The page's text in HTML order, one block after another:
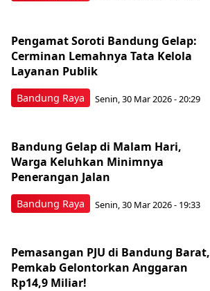
Bandung Raya
Pengamat Soroti Bandung Gelap:
Cerminan Lemahnya Tata Kelola
Layanan Publik
Senin, 30 Mar 2026 - 20:29
Bandung Raya
Bandung Gelap di Malam Hari,
Warga Keluhkan Minimnya
Penerangan Jalan
Senin, 30 Mar 2026 - 19:33
Pemasangan PJU di Bandung Barat,
Pemkab Gelontorkan Anggaran
Rp14,9 Miliar!